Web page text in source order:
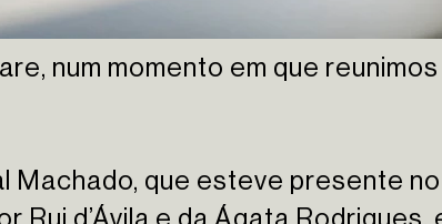
num momento em que
que esteve presente